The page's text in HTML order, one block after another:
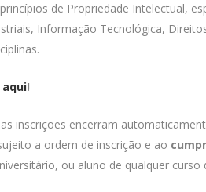
de Propriedade Intelectual,
Informação Tecnológica,
aqui!
inscrições encerram
a ordem de inscrição e ao
ou aluno de qualquer curso